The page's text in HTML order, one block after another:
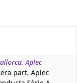
Aplec
part. Aplec